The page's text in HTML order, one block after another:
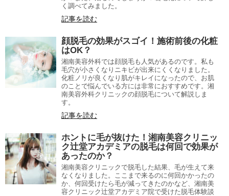
く調べてみました。
記事を読む
顔脱毛の効果がスゴイ！施術前後の化粧
はOK？
湘南美容外科では顔脱毛も人気があるのです。私も
毛穴が小さくなりニキビが出来にくくなりました。
化粧ノリが良くなり肌がキレイになったので、お肌
のことで悩んでいる方には非常におすすめです。湘
南美容外科クリニックの顔脱毛について解説しま
す。
記事を読む
ホントに毛が抜けた！湘南美容クリニッ
ク辻堂アカデミアの脱毛は何回で効果が
あったのか？
湘南美容クリニックで脱毛した結果、毛が生えて来
なくなりました。ここまで来るのに何回かかったの
か、何回受けたら毛が減ってきたのかなど、湘南美
容クリニック辻堂アカデミア院で受けた脱毛体験談